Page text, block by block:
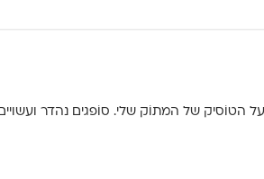
הטוֹסיק של המתוֹק שלי. סוֹפגים נהדר